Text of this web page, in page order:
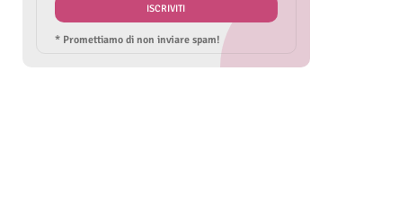
* Promettiamo di non inviare spam!